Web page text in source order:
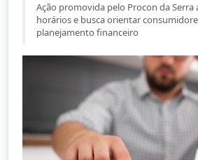
Ação promovida pelo Procon da Serra
horários e busca orientar
planejamento financeiro